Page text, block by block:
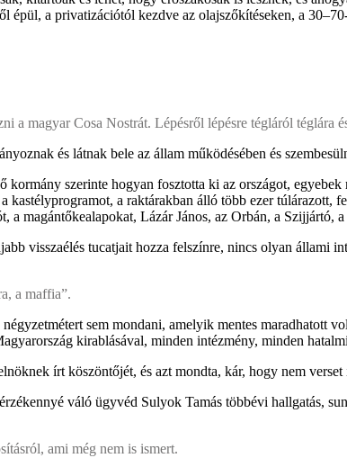
épül, a privatizációtól kezdve az olajszőkítéseken, a
a magyar Cosa Nostrát. Lépésről lépésre tégláról téglára
és látnak bele az állam működésében és
kormány szerinte hogyan fosztotta ki az országot,
kastélyprogramot, a raktárakban álló több ezer túlárazott,
a magántőkealapokat, Lázár János, az Orbán, a
visszaélés tucatjait hozza felszínre, nincs olyan állami
a maffia”.
sem mondani, amelyik mentes
kirablásával, minden intézmény, minden
írt köszöntőjét, és azt mondta, kár, hogy nem
váló ügyvéd Sulyok Tamás többévi hallgatás,
ami még nem is ismert.